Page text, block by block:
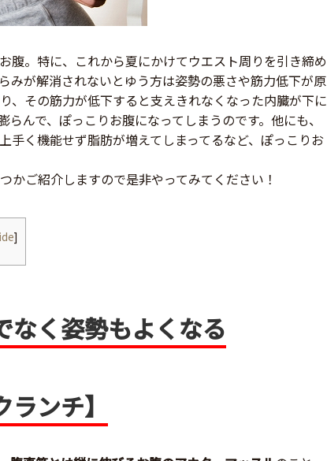
腹。特に、これから夏にかけてウエスト周りを引き締め
みが解消されないとゆう方は姿勢の悪さや筋力低下が原
、その筋力が低下すると支えきれなくなった内臓が下に
んで、ぽっこりお腹になってしまうのです。他にも、
手く機能せず脂肪が増えてしまってるなど、ぽっこりお
ご紹介しますので是非やってみてください！
]
なく姿勢もよくなる
ランチ】